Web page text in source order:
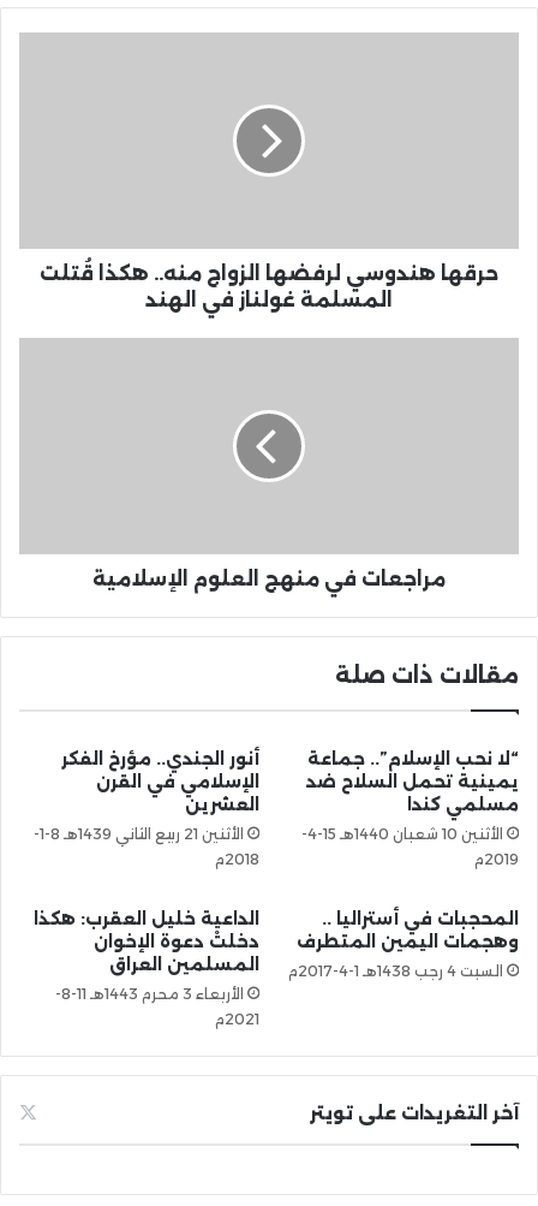
حرقها هندوسي لرفضها الزواج منه.. هكذا قُتلت
المسلمة غولناز في الهند
مراجعات في منهج العلوم الإسلامية
مقالات ذات صلة
“لا نحب الإسلام”.. جماعة
يمينية تحمل السلاح ضد
مسلمي كندا
الأثنين 10 شعبان 1440هـ 15-4-
2019م
أنور الجندي.. مؤرخ الفكر
الإسلامي في القرن
العشرين
الأثنين 21 ربيع الثاني 1439هـ 8-1-
2018م
المحجبات في أستراليا ..
وهجمات اليمين المتطرف
السبت 4 رجب 1438هـ 1-4-2017م
الداعية خليل العقرب: هكذا
دخلتْ دعوة الإخوان
المسلمين العراق
الأربعاء 3 محرم 1443هـ 11-8-
2021م
آخر التغريدات على تويتر